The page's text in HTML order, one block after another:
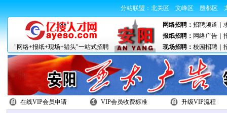
分站联盟： 北关区 文峰区 殷都区
网络招聘： 招聘频道
报纸招聘： 网络广告｜
"网络+报纸+现场+猎头"一站式招聘
现场招聘： 校园招聘｜
在线VIP会员申请 VIP会员收费标准 升级VIP流程